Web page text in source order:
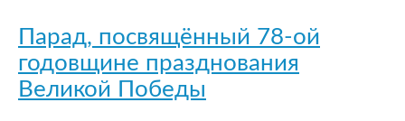
Парад, посвящённый 78-ой
годовщине празднования
Великой Победы